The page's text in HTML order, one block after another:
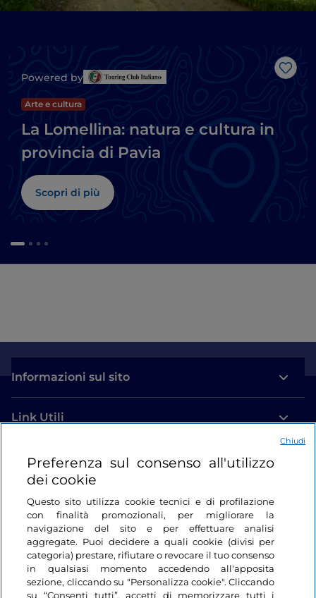
Like
Powered by
Arte e cultura
La Lomellina: natura e cultura in
provincia di Pavia
Scopri di più
Informazioni sul sito
Link Utili
Login
Restiamo in contatto
Preferenza sul consenso all'utilizzo
dei cookie
Questo sito utilizza cookie tecnici e di profilazione
con finalità promozionali, per migliorare la
navigazione del sito e per effettuare analisi
aggregate. Puoi decidere a quali cookie (divisi per
categoria) prestare, rifiutare o revocare il tuo consenso
in qualsiasi momento accedendo all'apposita
sezione, cliccando su "Personalizza cookie". Cliccando
su “Consenti tutti”, accetti di memorizzare tutti i
Chiudi